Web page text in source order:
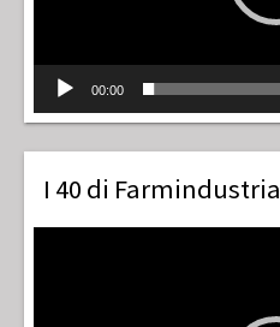
00:00
I 40 di